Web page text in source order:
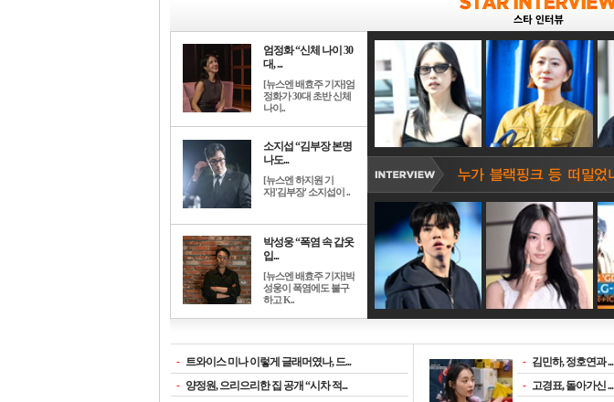
엄정화 “신체 나이 30
대, ...
[뉴스엔 배효주 기자]엄
정화가 30대 초반 신체
나이..
소지섭 “김부장 본명
나도...
[뉴스엔 하지원 기
자]'김부장' 소지섭이 ..
박성웅 “폭염 속 갑옷
입...
[뉴스엔 배효주 기자]박
성웅이 폭염에도 불구
하고 K..
- 트와이스 미나 이렇게 글래머였나, 드...
- 양정원, 으리으리한 집 공개 “시차 적...
- 김민하, 정호연과 ...
- 고경표, 돌아가신 ...